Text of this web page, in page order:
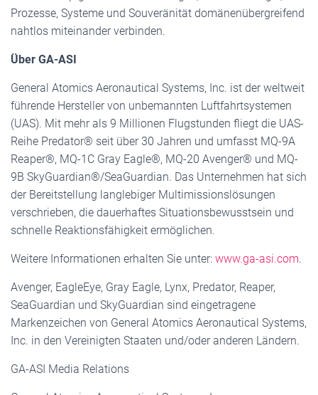
Prozesse, Systeme und Souveränität domänenübergreifend
nahtlos miteinander verbinden.
Über GA-ASI
General Atomics Aeronautical Systems, Inc. ist der weltweit
führende Hersteller von unbemannten Luftfahrtsystemen
(UAS). Mit mehr als 9 Millionen Flugstunden fliegt die UAS-
Reihe Predator® seit über 30 Jahren und umfasst MQ-9A
Reaper®, MQ-1C Gray Eagle®, MQ-20 Avenger® und MQ-
9B SkyGuardian®/SeaGuardian. Das Unternehmen hat sich
der Bereitstellung langlebiger Multimissionslösungen
verschrieben, die dauerhaftes Situationsbewusstsein und
schnelle Reaktionsfähigkeit ermöglichen.
Weitere Informationen erhalten Sie unter: www.ga-asi.com.
Avenger, EagleEye, Gray Eagle, Lynx, Predator, Reaper,
SeaGuardian und SkyGuardian sind eingetragene
Markenzeichen von General Atomics Aeronautical Systems,
Inc. in den Vereinigten Staaten und/oder anderen Ländern.
GA-ASI Media Relations